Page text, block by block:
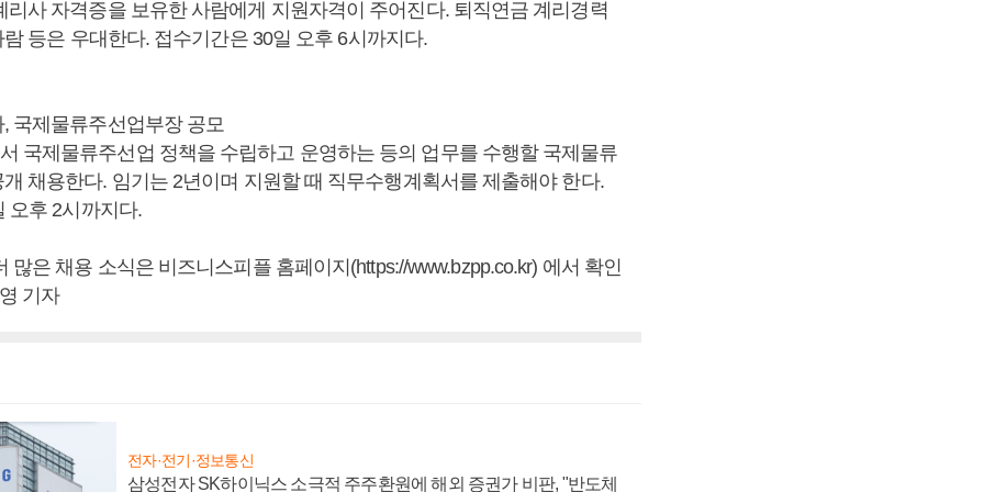
리사 자격증을 보유한 사람에게 지원자격이 주어진다. 퇴직연금 계리경력
등은 우대한다. 접수기간은 30일 오후 6시까지다.
국제물류주선업부장 공모
국제물류주선업 정책을 수립하고 운영하는 등의 업무를 수행할 국제물류
채용한다. 임기는 2년이며 지원할 때 직무수행계획서를 제출해야 한다.
오후 2시까지다.
많은 채용 소식은 비즈니스피플 홈페이지(https://www.bzpp.co.kr) 에서 확인
기자
전자·전기·정보통신
삼성전자 SK하이닉스 소극적 주주환원에 해외 증권가 비판, "반도체